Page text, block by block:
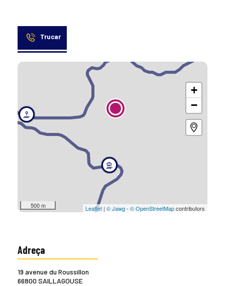
Trucar
+
−
500 m Leaflet | © Jawg- © OpenStreetMapcontributors
Adreça
19 avenue du Roussillon
66800 SAILLAGOUSE